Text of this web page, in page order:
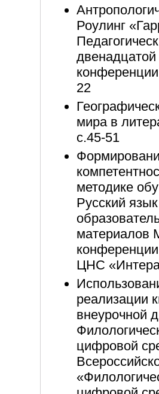
Роулинг
двенадцатой
22
мира в
с.45-51
методике
Русский
материалов
ЦНС
реализации
внеурочной
цифровой